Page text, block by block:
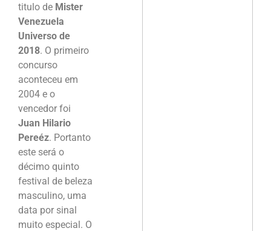
titulo de Mister
Venezuela
Universo de
2018. O primeiro
concurso
aconteceu em
2004 e o
vencedor foi
Juan Hilario
Pereéz. Portanto
este será o
décimo quinto
festival de beleza
masculino, uma
data por sinal
muito especial. O